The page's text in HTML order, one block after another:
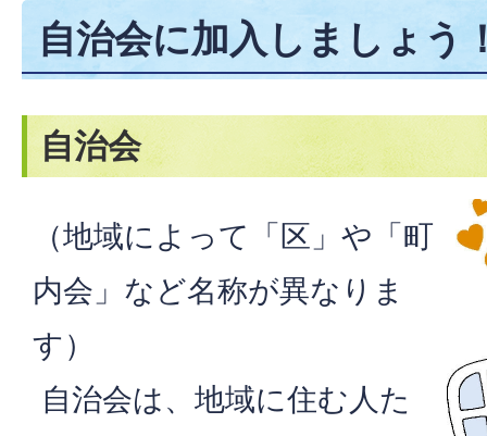
自治会に加入しましょう
自治会
（地域によって「区」や「町
内会」など名称が異なりま
す）
自治会は、地域に住む人た